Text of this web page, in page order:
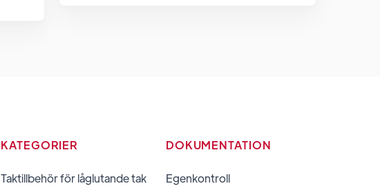
KATEGORIER
Taktillbehör för låglutande tak
DOKUMENTATION
Egenkontroll